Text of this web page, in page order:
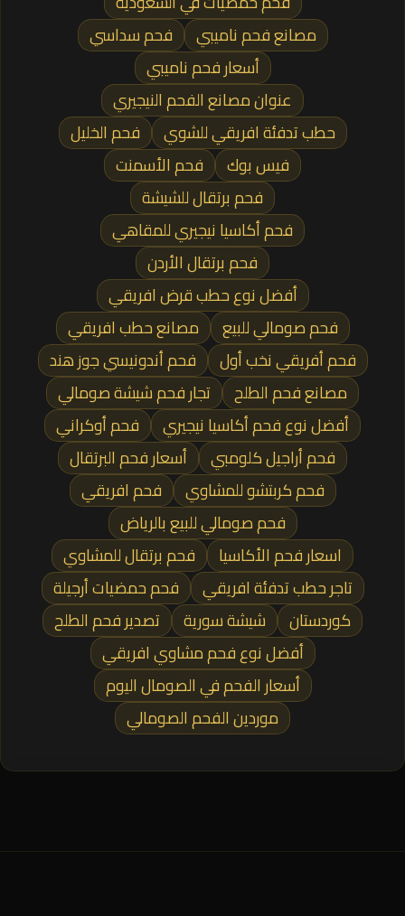
مصانع فحم ناميبي
فحم سداسي
أسعار فحم ناميبي
عنوان مصانع الفحم النيجيري
حطب تدفئة افريقي للشوي
فحم الخليل
فيس بوك
فحم الأسمنت
فحم برتقال للشيشة
فحم أكاسيا نيجيري للمقاهي
فحم برتقال الأردن
أفضل نوع حطب قرض افريقي
فحم صومالي للبيع
مصانع حطب افريقي
فحم أفريقي نخب أول
فحم أندونيسي جوز هند
مصانع فحم الطلح
تجار فحم شيشة صومالي
أفضل نوع فحم أكاسيا نيجيري
فحم أوكراني
فحم أراجيل كلومبي
أسعار فحم البرتقال
فحم كربتشو للمشاوي
فحم افريقي
فحم صومالي للبيع بالرياض
اسعار فحم الأكاسيا
فحم برتقال للمشاوي
تاجر حطب تدفئة افريقي
فحم حمضيات أرجيلة
كوردستان
شيشة سورية
تصدير فحم الطلح
أفضل نوع فحم مشاوي افريقي
أسعار الفحم في الصومال اليوم
موردين الفحم الصومالي